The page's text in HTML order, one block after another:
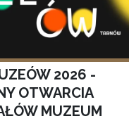
2026 -
OTWARCIA
MUZEUM